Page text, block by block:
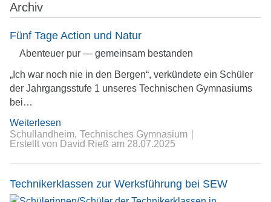
Archiv
Fünf Tage Action und Natur
Abenteuer pur — gemeinsam bestanden
„Ich war noch nie in den Bergen“, verkündete ein Schüler
der Jahrgangsstufe 1 unseres Technischen Gymnasiums
bei…
Weiterlesen
Schullandheim Technisches Gymnasium
Erstellt von David Rieß am 28.07.2025
Technikerklassen zur Werksführung bei SEW